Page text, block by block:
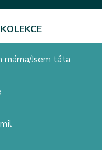
máma/Jsem táta